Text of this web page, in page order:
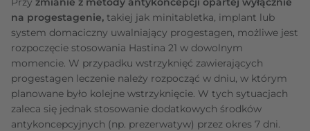
na progestagenie, takiej jak minitabletka, implant lub
system domaciczny uwalniający progestagen, możliwe jest
rozpoczęcie stosowania Hastina 21 w dowolnym
momencie. W przypadku wstrzyknięć zawierających
progestagen leczenie należy rozpocząć w dniu, w którym
planowane było kolejne wstrzyknięcie. W tych sytuacjach
zaleca się jednak stosowanie dodatkowych środków
antykoncepcyjnych (np. prezerwatyw) przez okres 7 dni.